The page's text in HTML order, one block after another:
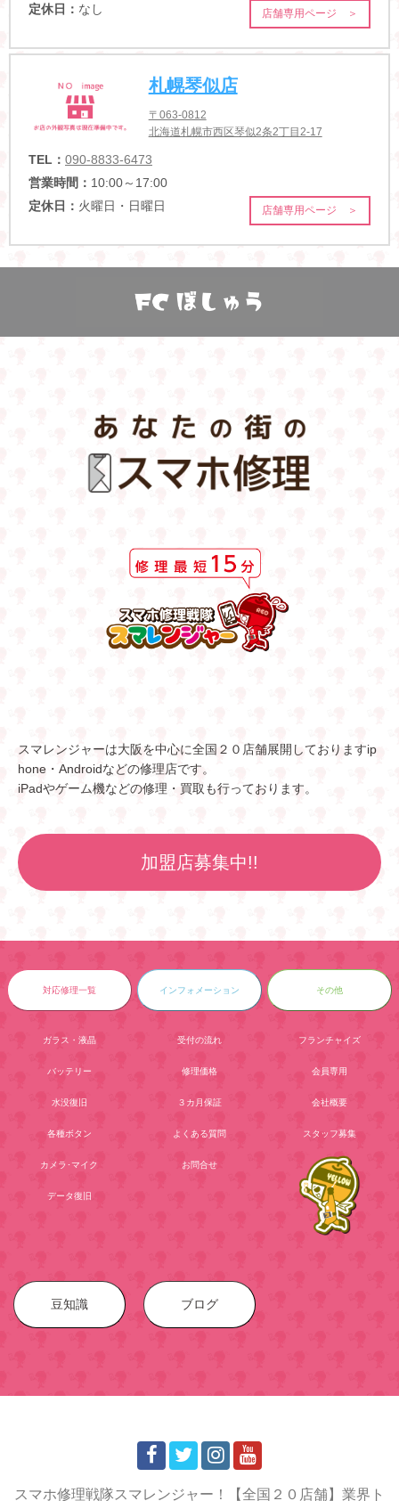
定休日： なし 店舗専用ページ ＞
札幌琴似店
〒063-0812
北海道札幌市西区琴似2条2丁目2-17
TEL： 090-8833-6473
営業時間： 10:00～17:00
定休日： 火曜日・日曜日 店舗専用ページ ＞
スマレンジャーは大阪を中心に全国２０店舗展開しておりますip
hone・Androidなどの修理店です。
iPadやゲーム機などの修理・買取も行っております。
加盟店募集中!!
対応修理一覧
ガラス・液晶
バッテリー
水没復旧
各種ボタン
カメラ･マイク
データ復旧
インフォメーション
受付の流れ
修理価格
３カ月保証
よくある質問
お問合せ
その他
フランチャイズ
会員専用
会社概要
スタッフ募集
豆知識 ブログ
スマホ修理戦隊スマレンジャー！【全国２０店舗】業界ト